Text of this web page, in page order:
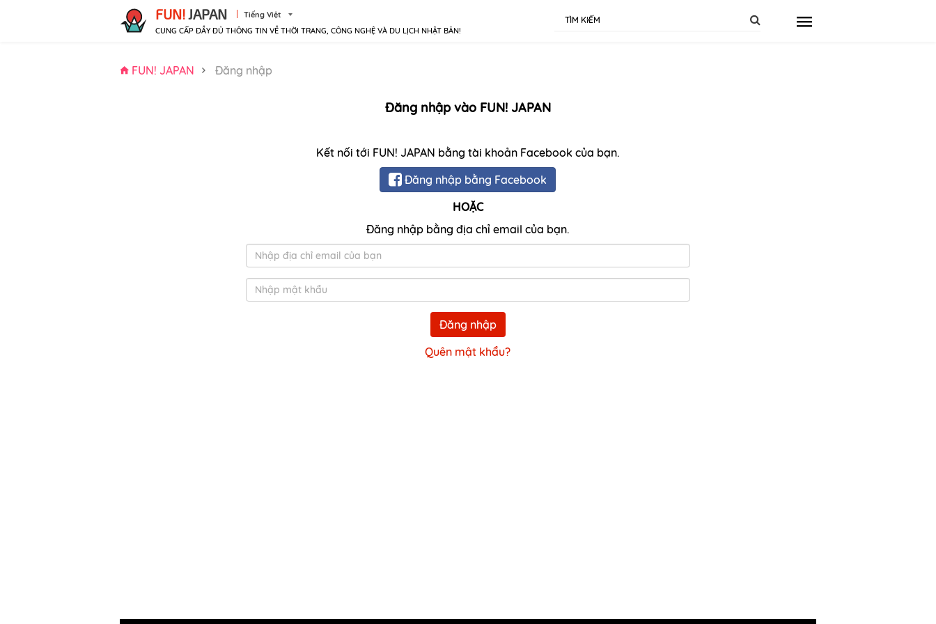
FUN! JAPAN
Tiếng Việt
CUNG CẤP ĐẦY ĐỦ THÔNG TIN VỀ THỜI TRANG, CÔNG NGHỆ VÀ DU LỊCH NHẬT BẢN!
TÌM KIẾM
FUN! JAPAN Đăng nhập
Đăng nhập vào FUN! JAPAN
Kết nối tới FUN! JAPAN bằng tài khoản Facebook của bạn.
Đăng nhập bằng Facebook
HOẶC
Đăng nhập bằng địa chỉ email của bạn.
khẩu
Đăng nhập
Quên mật khẩu?